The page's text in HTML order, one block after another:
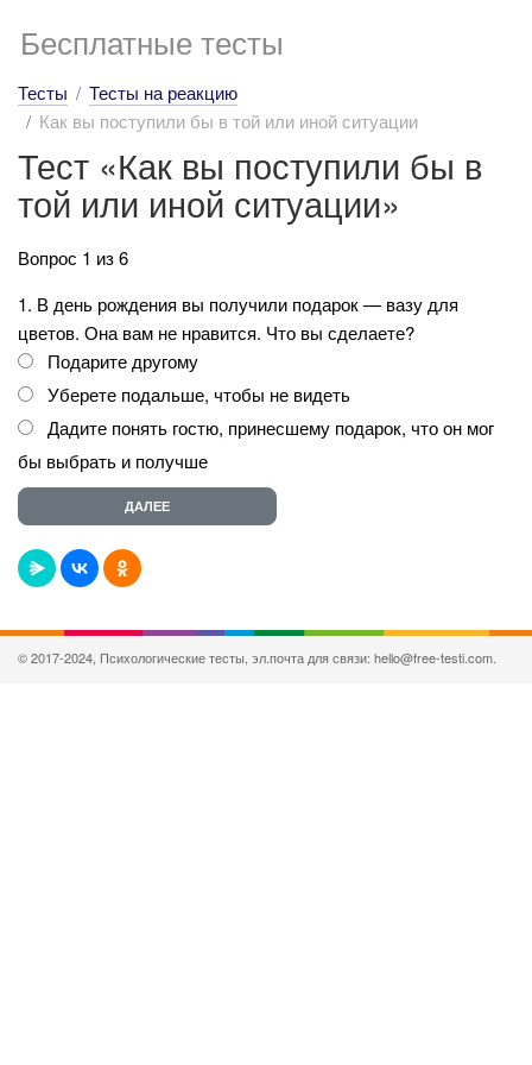
Бесплатные тесты
Тесты
Тесты на реакцию
Как вы поступили бы в той или иной ситуации
Тест «Как вы поступили бы в
той или иной ситуации»
Вопрос 1 из 6
1. В день рождения вы получили подарок — вазу для
цветов. Она вам не нравится. Что вы сделаете?
Подарите другому
Уберете подальше, чтобы не видеть
Дадите понять гостю, принесшему подарок, что он мог
бы выбрать и получше
© 2017-2024, Психологические тесты, эл.почта для связи: hello@free-testi.com.